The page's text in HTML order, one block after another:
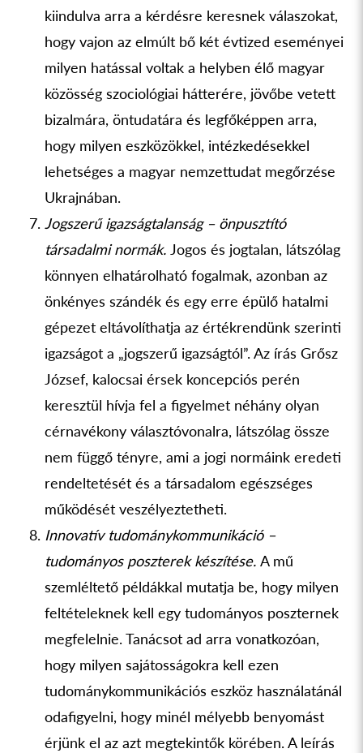
kiindulva arra a kérdésre keresnek válaszokat,
hogy vajon az elmúlt bő két évtized eseményei
milyen hatással voltak a helyben élő magyar
közösség szociológiai hátterére, jövőbe vetett
bizalmára, öntudatára és legfőképpen arra,
hogy milyen eszközökkel, intézkedésekkel
lehetséges a magyar nemzettudat megőrzése
Ukrajnában.
Jogszerű igazságtalanság – önpusztító
társadalmi normák. Jogos és jogtalan, látszólag
könnyen elhatárolható fogalmak, azonban az
önkényes szándék és egy erre épülő hatalmi
gépezet eltávolíthatja az értékrendünk szerinti
igazságot a „jogszerű igazságtól”. Az írás Grősz
József, kalocsai érsek koncepciós perén
keresztül hívja fel a figyelmet néhány olyan
cérnavékony választóvonalra, látszólag össze
nem függő tényre, ami a jogi normáink eredeti
rendeltetését és a társadalom egészséges
működését veszélyeztetheti.
Innovatív tudománykommunikáció –
tudományos poszterek készítése. A mű
szemléltető példákkal mutatja be, hogy milyen
feltételeknek kell egy tudományos poszternek
megfelelnie. Tanácsot ad arra vonatkozóan,
hogy milyen sajátosságokra kell ezen
tudománykommunikációs eszköz használatánál
odafigyelni, hogy minél mélyebb benyomást
érjünk el az azt megtekintők körében. A leírás